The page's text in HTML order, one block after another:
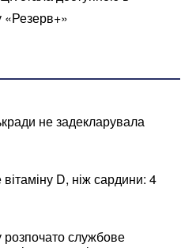
«Резерв+»
не задекларувала
D, ніж сардини: 4
розпочато службове